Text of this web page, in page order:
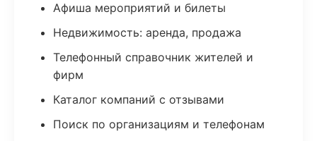
Афиша мероприятий и билеты
Недвижимость: аренда, продажа
Телефонный справочник жителей и
фирм
Каталог компаний с отзывами
Поиск по организациям и телефонам